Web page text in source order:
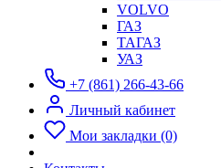
VOLVO
ГАЗ
ТАГАЗ
УАЗ
+7 (861) 266-43-66
Личный кабинет
Мои закладки (0)